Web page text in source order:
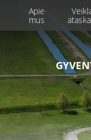
Apie
mus